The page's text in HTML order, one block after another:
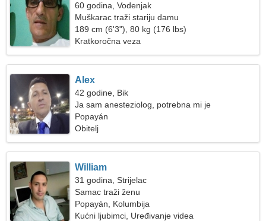
60 godina, Vodenjak
Muškarac traži stariju damu
189 cm (6'3"), 80 kg (176 lbs)
Kratkoročna veza
Alex
42 godine, Bik
Ja sam anesteziolog, potrebna mi je
nevjerojatna žena
Popayán
Obitelj
William
31 godina, Strijelac
Samac traži ženu
Popayán, Kolumbija
Kućni ljubimci, Uređivanje videa